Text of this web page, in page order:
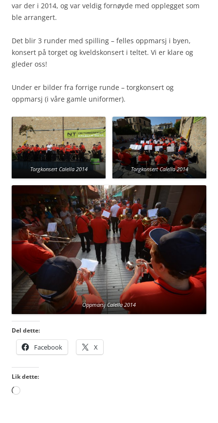
var der i 2014, og var veldig fornøyde med opplegget som
ble arrangert.
Det blir 3 runder med spilling – felles oppmarsj i byen,
konsert på torget og kveldskonsert i teltet. Vi er klare og
gleder oss!
Under er bilder fra forrige runde – torgkonsert og
oppmarsj (i våre gamle uniformer).
Torgkonsert Calella 2014 Torgkonsert Calella 2014
Oppmarsj Calella 2014
Del dette:
Facebook X
Lik dette:
Laster